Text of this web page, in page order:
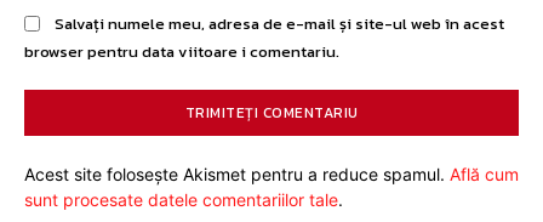
Salvați numele meu, adresa de e-mail și site-ul web în acest
browser pentru data viitoare i comentariu.
Acest site folosește Akismet pentru a reduce spamul. Află cum
sunt procesate datele comentariilor tale.